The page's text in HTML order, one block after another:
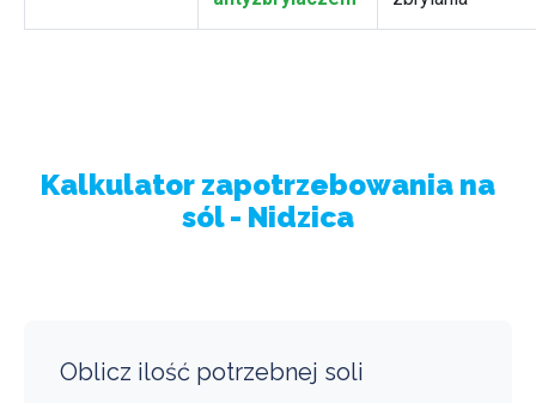
Kalkulator zapotrzebowania na
sól - Nidzica
Oblicz ilość potrzebnej soli